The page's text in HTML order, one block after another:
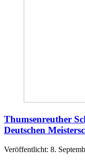
Thumsenreuther
Deutschen
Veröffentlicht: 8.